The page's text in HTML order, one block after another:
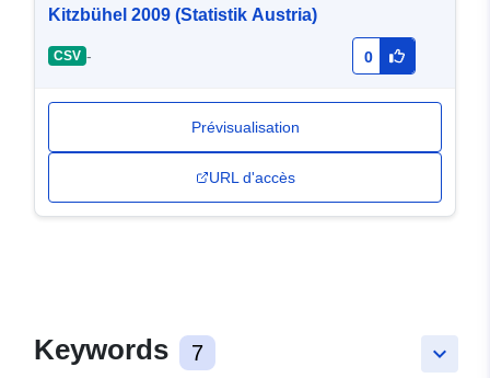
Kitzbühel 2009 (Statistik Austria)
CSV - 0
Prévisualisation
URL d'accès
keyboard_arrow_down
Keywords 7